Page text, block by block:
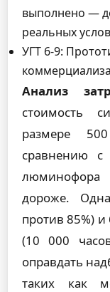
выполнено —
реальных
УГТ 6-9:
Анализ
стоимость
размере
сравнению
люминофора
дороже.
против 85%)
(10 000
оправдать
таких как